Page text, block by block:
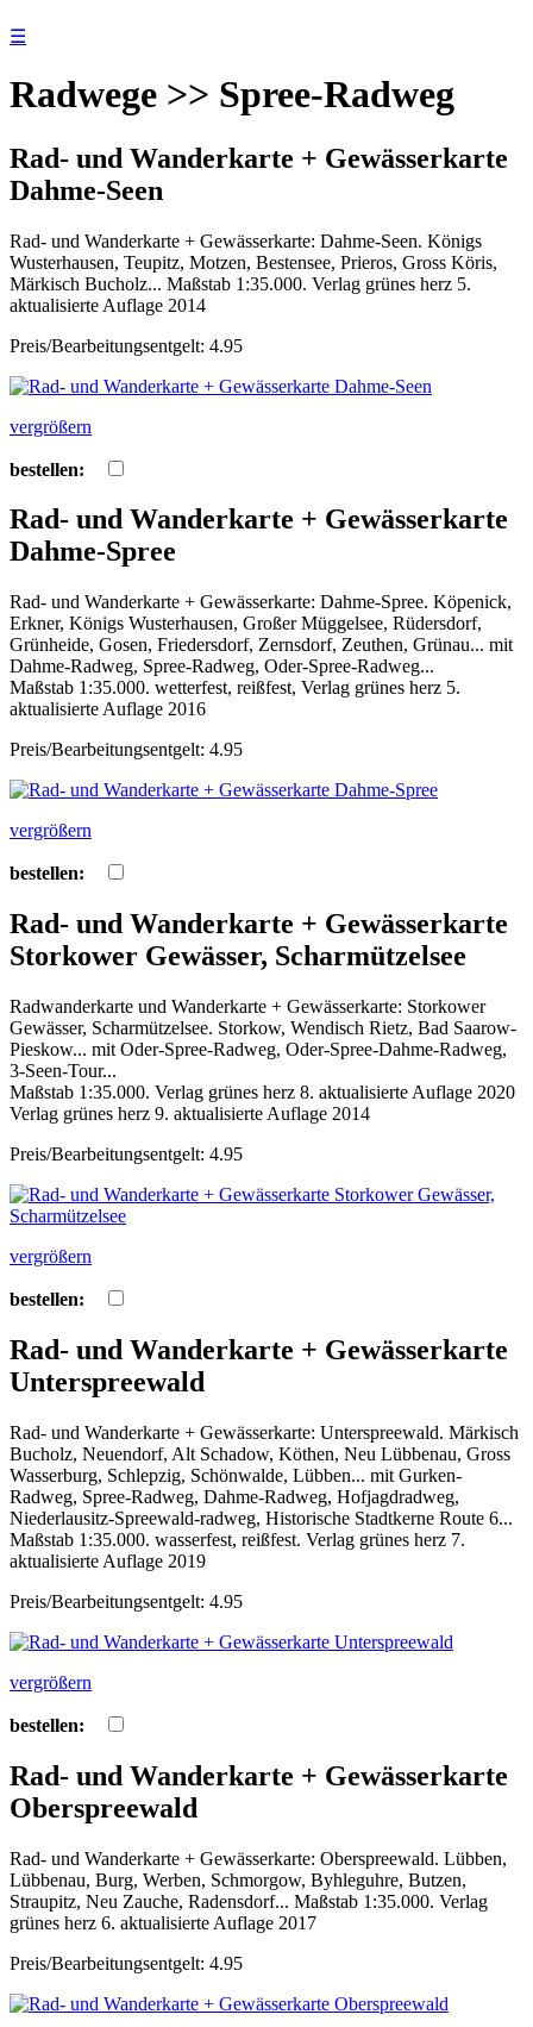
☰
Radwege >> Spree-Radweg
Rad- und Wanderkarte + Gewässerkarte
Dahme-Seen
Rad- und Wanderkarte + Gewässerkarte: Dahme-Seen. Königs
Wusterhausen, Teupitz, Motzen, Bestensee, Prieros, Gross Köris,
Märkisch Bucholz... Maßstab 1:35.000. Verlag grünes herz 5.
aktualisierte Auflage 2014
Preis/Bearbeitungsentgelt: 4.95
vergrößern
bestellen:
Rad- und Wanderkarte + Gewässerkarte
Dahme-Spree
Rad- und Wanderkarte + Gewässerkarte: Dahme-Spree. Köpenick,
Erkner, Königs Wusterhausen, Großer Müggelsee, Rüdersdorf,
Grünheide, Gosen, Friedersdorf, Zernsdorf, Zeuthen, Grünau... mit
Dahme-Radweg, Spree-Radweg, Oder-Spree-Radweg...
Maßstab 1:35.000. wetterfest, reißfest, Verlag grünes herz 5.
aktualisierte Auflage 2016
Preis/Bearbeitungsentgelt: 4.95
vergrößern
bestellen:
Rad- und Wanderkarte + Gewässerkarte
Storkower Gewässer, Scharmützelsee
Radwanderkarte und Wanderkarte + Gewässerkarte: Storkower
Gewässer, Scharmützelsee. Storkow, Wendisch Rietz, Bad Saarow-
Pieskow... mit Oder-Spree-Radweg, Oder-Spree-Dahme-Radweg,
3-Seen-Tour...
Maßstab 1:35.000. Verlag grünes herz 8. aktualisierte Auflage 2020
Verlag grünes herz 9. aktualisierte Auflage 2014
Preis/Bearbeitungsentgelt: 4.95
vergrößern
bestellen:
Rad- und Wanderkarte + Gewässerkarte
Unterspreewald
Rad- und Wanderkarte + Gewässerkarte: Unterspreewald. Märkisch
Bucholz, Neuendorf, Alt Schadow, Köthen, Neu Lübbenau, Gross
Wasserburg, Schlepzig, Schönwalde, Lübben... mit Gurken-
Radweg, Spree-Radweg, Dahme-Radweg, Hofjagdradweg,
Niederlausitz-Spreewald-radweg, Historische Stadtkerne Route 6...
Maßstab 1:35.000. wasserfest, reißfest. Verlag grünes herz 7.
aktualisierte Auflage 2019
Preis/Bearbeitungsentgelt: 4.95
vergrößern
bestellen:
Rad- und Wanderkarte + Gewässerkarte
Oberspreewald
Rad- und Wanderkarte + Gewässerkarte: Oberspreewald. Lübben,
Lübbenau, Burg, Werben, Schmorgow, Byhleguhre, Butzen,
Straupitz, Neu Zauche, Radensdorf... Maßstab 1:35.000. Verlag
grünes herz 6. aktualisierte Auflage 2017
Preis/Bearbeitungsentgelt: 4.95